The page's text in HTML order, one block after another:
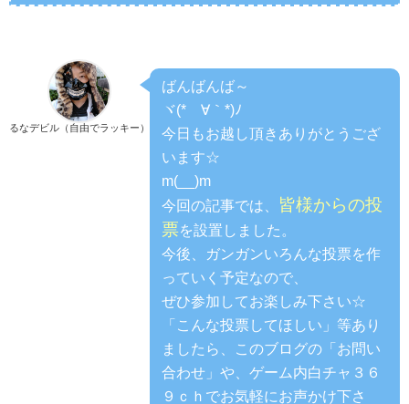
るなデビル（自由でラッキー）
ばんばんば～
ヾ(*´∀｀*)ﾉ
今日もお越し頂きありがとうござ
います☆
m(__)m
今回の記事では、
皆様からの投
票を設置しました。
今後、ガンガンいろんな投票を作
っていく予定なので、
ぜひ参加してお楽しみ下さい☆
「こんな投票してほしい」等あり
ましたら、このブログの「お問い
合わせ」や、ゲーム内白チャ３６
９ｃｈでお気軽にお声かけ下さ